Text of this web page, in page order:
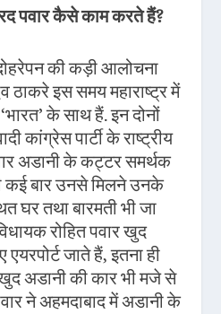
पवार कैसे काम करते हैं?
की कड़ी आलोचना
ठाकरे इस समय महाराष्ट्र में
के साथ हैं. इन दोनों
कांग्रेस पार्टी के राष्ट्रीय
अडानी के कट्टर समर्थक
कई बार उनसे मिलने उनके
घर तथा बारमती भी जा
रोहित पवार खुद
जाते हैं, इतना ही
अडानी की कार भी मजे से
ने अहमदाबाद में अडानी के